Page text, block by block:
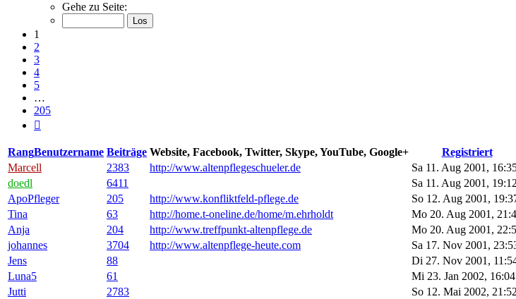
von
Gehe zu Seite:
1
2
3
4
5
…
205
RangBenutzername Beiträge Website, Facebook, Twitter, Skype, YouTube, Google+
Registriert
Marcell
2383 http://www.altenpflegeschueler.de
Sa 11. Aug 2001,
doedl
6411
Sa 11. Aug 2001, 19:12
ApoPfleger
205 http://www.konfliktfeld-pflege.de
So 12. Aug 2001,
Tina
63 http://home.t-oneline.de/home/m.ehrholdt
Mo 20. Aug 2001,
Anja
204 http://www.treffpunkt-altenpflege.de
Mo 20. Aug 2001,
johannes
3704 http://www.altenpflege-heute.com
Sa 17. Nov 2001,
Jens
88
Di 27. Nov 2001,
Luna5
61
Mi 23. Jan 2002, 16:04
Jutti
2783
So 12. Mai 2002, 21:52